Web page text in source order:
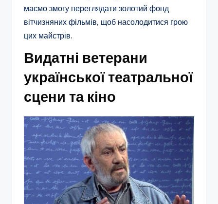
маємо змогу переглядати золотий фонд
вітчизняних фільмів, щоб насолодитися грою
цих майстрів.
Видатні ветерани
української театральної
сцени та кіно